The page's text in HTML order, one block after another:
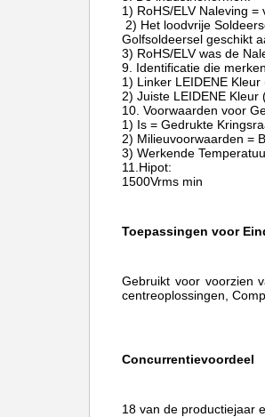
1) RoHS/ELV Naleving
2) Het loodvrije
Golfsoldeersel geschikt
3) RoHS/ELV was de
9. Identificatie die
1) Linker LEIDENE
2) Juiste LEIDENE
10. Voorwaarden voor
1) Is = Gedrukte
2) Milieuvoorwaarden =
3) Werkende
11.Hipot:
1500Vrms min
Toepassingen voor
Gebruikt voor voorzien
centreoplossingen,
Concurrentievoordeel
18 van de productiejaar